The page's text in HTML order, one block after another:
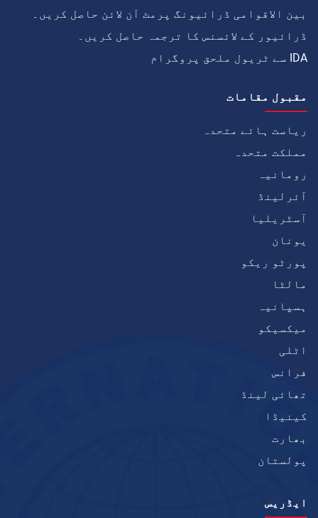
بین الاقوامی ڈرائیونگ پرمٹ آن لائن حاصل کریں۔
ڈرائیور کے لائسنس کا ترجمہ حاصل کریں۔
IDA سے ٹریول ملحق پروگرام
مقبول مقامات
ریاست ہائے متحدہ
مملکت متحدہ
رومانیہ
آئرلینڈ
آسٹریلیا
یونان
پورٹو ریکو
مالٹا
ہسپانیہ
میکسیکو
اٹلی
فرانس
تھائی لینڈ
کینیڈا
بھارت
پولستان
ایڈریس